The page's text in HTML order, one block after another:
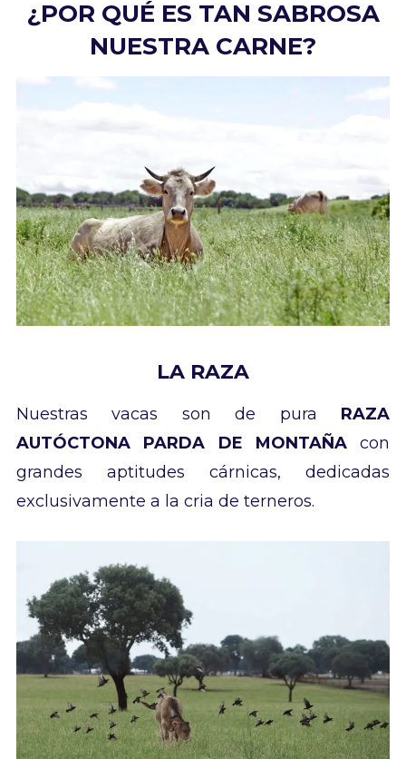
¿POR QUÉ ES TAN SABROSA
NUESTRA CARNE?
LA RAZA
Nuestras vacas son de pura RAZA
AUTÓCTONA PARDA DE MONTAÑAcon
grandes aptitudes cárnicas, dedicadas
exclusivamente a la cria de terneros.